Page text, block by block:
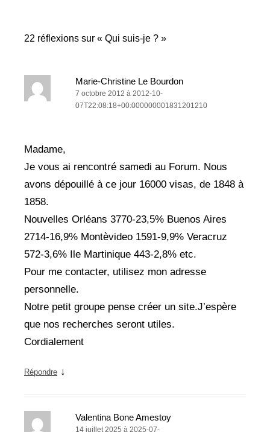
22 réflexions sur « Qui suis-je ? »
Marie-Christine Le Bourdon
7 octobre 2012 à 2012-10-
07T22:08:18+00:000000001831201210
Madame,
Je vous ai rencontré samedi au Forum. Nous
avons dépouillé à ce jour 16000 visas, de 1848 à
1858.
Nouvelles Orléans 3770-23,5% Buenos Aires
2714-16,9% Montèvideo 1591-9,9% Veracruz
572-3,6% Ile Martinique 443-2,8% etc.
Pour me contacter, utilisez mon adresse
personnelle.
Notre petit groupe pense créer un site.J’espère
que nos recherches seront utiles.
Cordialement
Répondre ↓
Valentina Bone Amestoy
14 juillet 2025 à 2025-07-